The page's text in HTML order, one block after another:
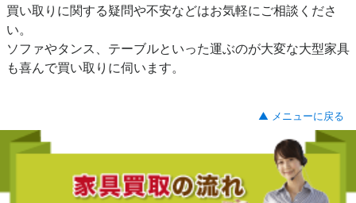
買い取りに関する疑問や不安などはお気軽にご相談くださ
い。
ソファやタンス、テーブルといった運ぶのが大変な大型家具
も喜んで買い取りに伺います。
▲ メニューに戻る